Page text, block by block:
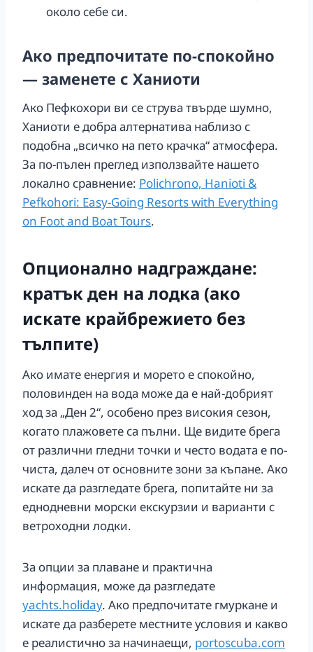
около себе си.
Ако предпочитате по-спокойно
— заменете с Ханиоти
Ако Пефкохори ви се струва твърде шумно,
Ханиоти е добра алтернатива наблизо с
подобна „всичко на пето крачка“ атмосфера.
За по-пълен преглед използвайте нашето
локално сравнение: Polichrono, Hanioti &
Pefkohori: Easy-Going Resorts with Everything
on Foot and Boat Tours.
Опционално надграждане:
кратък ден на лодка (ако
искате крайбрежието без
тълпите)
Ако имате енергия и морето е спокойно,
половинден на вода може да е най-добрият
ход за „Ден 2“, особено през високия сезон,
когато плажовете са пълни. Ще видите брега
от различни гледни точки и често водата е по-
чиста, далеч от основните зони за къпане. Ако
искате да разгледате брега, попитайте ни за
еднодневни морски екскурзии и варианти с
ветроходни лодки.
За опции за плаване и практична
информация, може да разгледате
yachts.holiday. Ако предпочитате гмуркане и
искате да разберете местните условия и какво
е реалистично за начинаещи, portoscuba.com